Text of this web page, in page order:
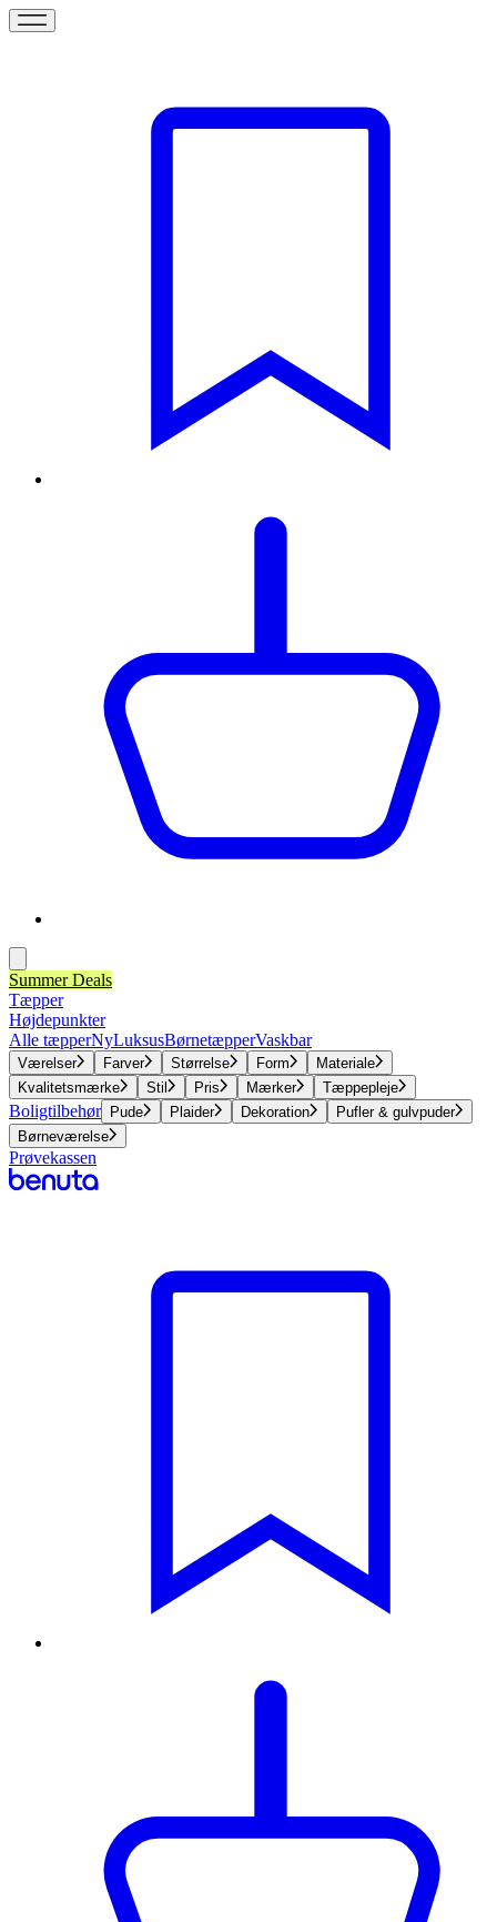
Summer Deals
Tæpper
Højdepunkter
Alle tæpperNyLuksusBørnetæpperVaskbar
Værelser Farver Størrelse Form
Materiale
Kvalitetsmærke
Stil Pris Mærker Tæppepleje
Boligtilbehør Pude Plaider Dekoration
Pufler & gulvpuder
Børneværelse
Prøvekassen